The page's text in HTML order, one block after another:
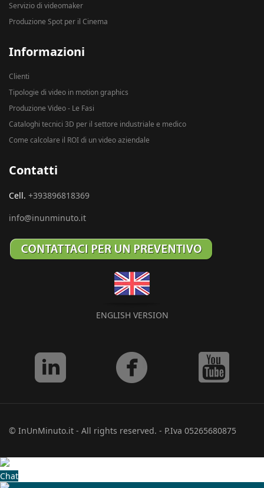
Servizio di videomaker
Produzione Spot per il Cinema
Informazioni
Clienti
Tipologie di video in motion graphics
Produzione Video - Le Fasi
Cataloghi tecnici 3D per il settore industriale e medico
Come calcolare il ROI di un video aziendale
Contatti
Cell. +393896818369
info@inunminuto.it
ENGLISH VERSION
© InUnMinuto.it - All rights reserved. - P.Iva 05265680875
Chat